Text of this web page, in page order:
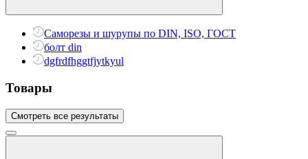
Саморезы и шурупы по DIN, ISO, ГОСТ
болт din
dgfrdfhggtfjytkyul
Товары
Смотреть все результаты